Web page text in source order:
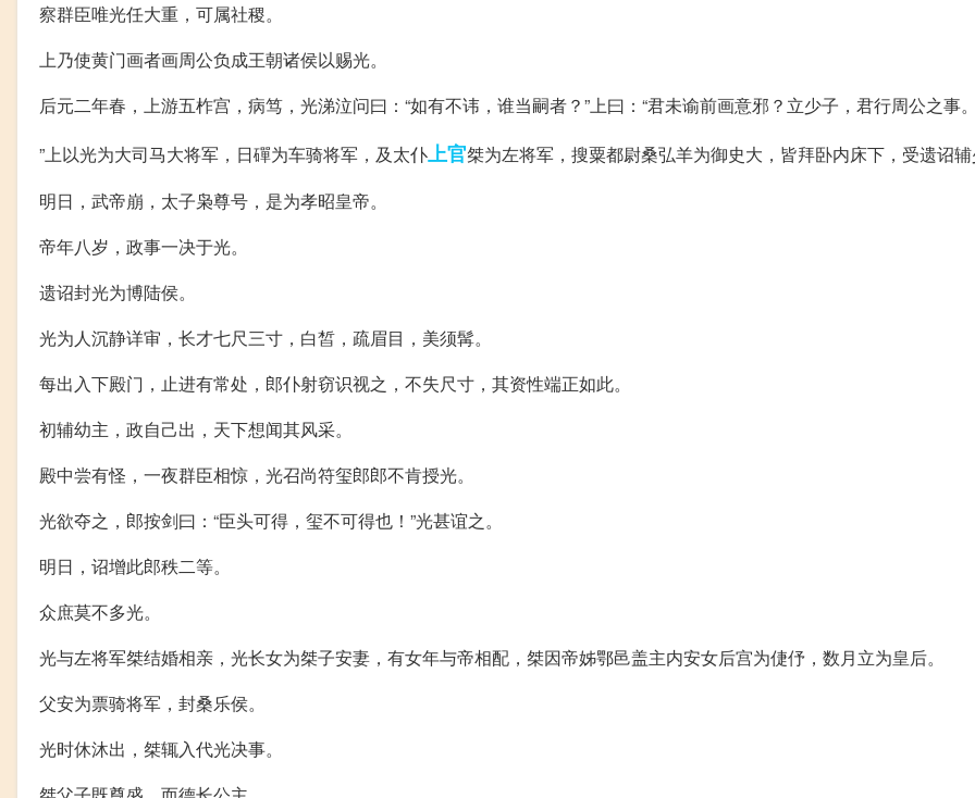
察群臣唯光任大重，可属社稷。
上乃使黄门画者画周公负成王朝诸侯以赐光。
后元二年春，上游五柞宫，病笃，光涕泣问曰：“如有不讳，谁当嗣者？”上曰：“君未谕前画意邪？立少子，君行周公之事。
”上以光为大司马大将军，日磾为车骑将军，及太仆上官桀为左将军，搜粟都尉桑弘羊为御史大，皆拜卧内床下，受遗诏辅
明日，武帝崩，太子枭尊号，是为孝昭皇帝。
帝年八岁，政事一决于光。
遗诏封光为博陆侯。
光为人沉静详审，长才七尺三寸，白皙，疏眉目，美须髯。
每出入下殿门，止进有常处，郎仆射窃识视之，不失尺寸，其资性端正如此。
初辅幼主，政自己出，天下想闻其风采。
殿中尝有怪，一夜群臣相惊，光召尚符玺郎郎不肯授光。
光欲夺之，郎按剑曰：“臣头可得，玺不可得也！”光甚谊之。
明日，诏增此郎秩二等。
众庶莫不多光。
光与左将军桀结婚相亲，光长女为桀子安妻，有女年与帝相配，桀因帝姊鄂邑盖主内安女后宫为倢伃，数月立为皇后。
父安为票骑将军，封桑乐侯。
光时休沐出，桀辄入代光决事。